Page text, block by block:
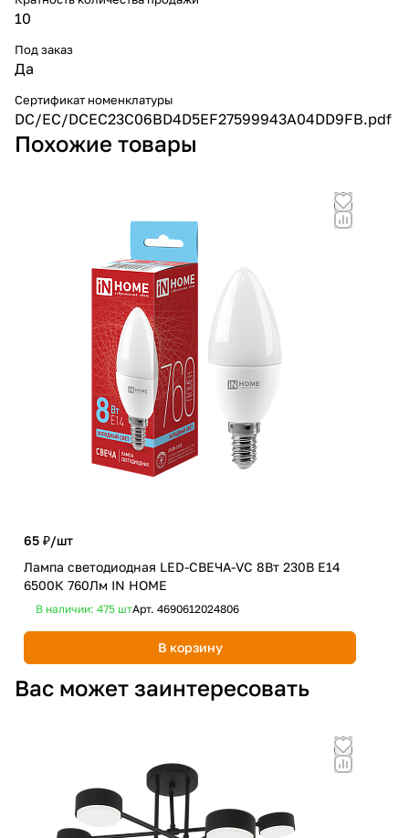
10
Под заказ
Да
Сертификат номенклатуры
DC/EC/DCEC23C06BD4D5EF27599943A04DD9FB.pdf
Похожие товары
65 ₽/шт
Лампа светодиодная LED-СВЕЧА-VC 8Вт 230В Е14
6500К 760Лм IN HOME
В наличии: 475 штАрт. 4690612024806
В корзину
Вас может заинтересовать